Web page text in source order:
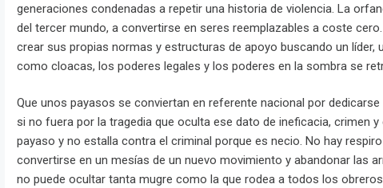
generaciones condenadas a repetir una historia de violencia. La
del tercer mundo, a convertirse en seres reemplazables a coste
crear sus propias normas y estructuras de apoyo buscando un
como cloacas, los poderes legales y los poderes en la sombra se
Que unos payasos se conviertan en referente nacional por
si no fuera por la tragedia que oculta ese dato de ineficacia, crimen
payaso y no estalla contra el criminal porque es necio. No hay
convertirse en un mesías de un nuevo movimiento y abandonar las
no puede ocultar tanta mugre como la que rodea a todos los